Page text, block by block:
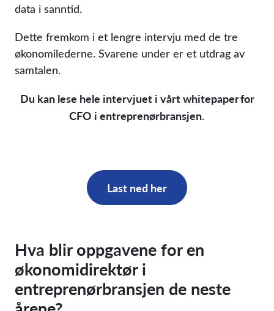
data i sanntid.
Dette fremkom i et lengre intervju med de tre
økonomilederne. Svarene under er et utdrag av
samtalen.
Du kan lese hele intervjuet i vårt whitepaper for
CFO i entreprenørbransjen.
Last ned her
Hva blir oppgavene for en
økonomidirektør i
entreprenørbransjen de neste